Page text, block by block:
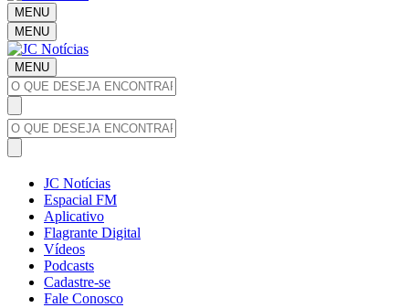
MENU
MENU
MENU
JC Notícias
Espacial FM
Aplicativo
Flagrante Digital
Vídeos
Podcasts
Cadastre-se
Fale Conosco